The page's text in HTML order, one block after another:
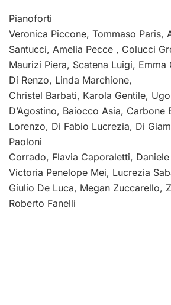
Pianoforti
Veronica Piccone, Tommaso Paris,
Santucci, Amelia Pecce , Colucci
Maurizi Piera, Scatena Luigi, Emma
Di Renzo, Linda Marchione,
Christel Barbati, Karola Gentile,
D’Agostino, Baiocco Asia, Carbone
Lorenzo, Di Fabio Lucrezia, Di
Paoloni
Corrado, Flavia Caporaletti,
Victoria Penelope Mei, Lucrezia
Giulio De Luca, Megan Zuccarello,
Roberto Fanelli